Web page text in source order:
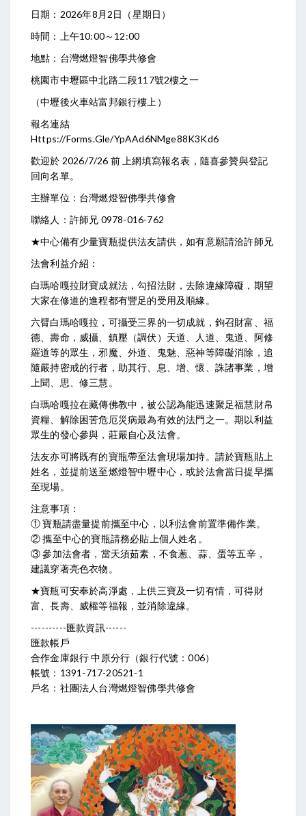
日期：2026年8月2日（星期日）
時間：上午10:00～12:00
地點：台灣燃燈智佛學共修會
桃園市中壢區中北路二段117號2樓之一
（中壢後火車站富邦銀行樓上）
報名連結
Https://forms.gle/YpAAd6NMge88K3Kd6
歡迎於 2026/7/26 前 上網填寫報名表，隨喜參贊與登記
回向名單。
主辦單位：台灣燃燈智佛學共修會
聯絡人：許師兄 0978-016-762
★中心備有少量寶瓶提供法友請供，如有意願請洽許師兄
法會利益介紹：
白瑪哈嘎拉財寶成就法，勾招法財，去除違緣障礙，期望
大家在修道的進程都有豐足的受用及順緣。
六臂白瑪哈嘎拉，可攝受三界的一切成就，鉤召財富、福
德、壽命，威攝、鎮壓（調伏）天道、人道、鬼道、阿修
羅道等的眾生，邪魔、外道、鬼魅、惡神等障礙消除，追
隨嚴持密戒的行者，助其行、息、增、懷、誅諸事業，增
上聞、思、修三慧。
白瑪哈嘎拉在藏傳佛教中，被公認為能迅速聚足福慧財帛
資糧、解除困苦危厄災病最為有效的法門之一。期以利益
眾生的發心參與，莊嚴自心及法會。
法友亦可將既有的寶瓶帶至法會現場加持。請於寶瓶貼上
姓名，並提前送至燃燈智中壢中心，或於法會當日提早攜
至現場。
注意事項：
① 寶瓶請盡量提前攜至中心，以利法會前置準備作業。
② 攜至中心的寶瓶請務必貼上個人姓名。
③ 參加法會者，當天須茹素，不食蔥、蒜、蛋等五辛，
建議穿著亮色衣物。
★寶瓶可安奉於高淨處，上供三寶及一切有情，可得財
富、長壽、威權等福報，並消除違緣。
----------匯款資訊------
匯款帳戶
合作金庫銀行 中原分行（銀行代號：006）
帳號：1391-717-20521-1
戶名：社團法人台灣燃燈智佛學共修會